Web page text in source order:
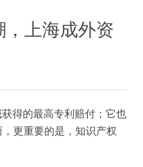
上海成外资
得的最高专利赔付；它也
更重要的是，知识产权